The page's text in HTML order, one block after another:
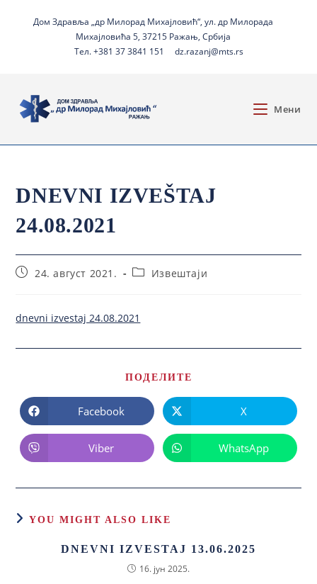
Дом Здравља „др Милорад Михајловић“, ул. др Милорада
Михајловића 5, 37215 Ражањ, Србија
Тел. +381 37 3841 151
dz.razanj@mts.rs
Мени
DNEVNI IZVEŠTAJ
24.08.2021
24. август 2021. Извештаји
dnevni izvestaj 24.08.2021
ПОДЕЛИТЕ
Facebook X
Viber WhatsApp
YOU MIGHT ALSO LIKE
DNEVNI IZVESTAJ 13.06.2025
16. јун 2025.